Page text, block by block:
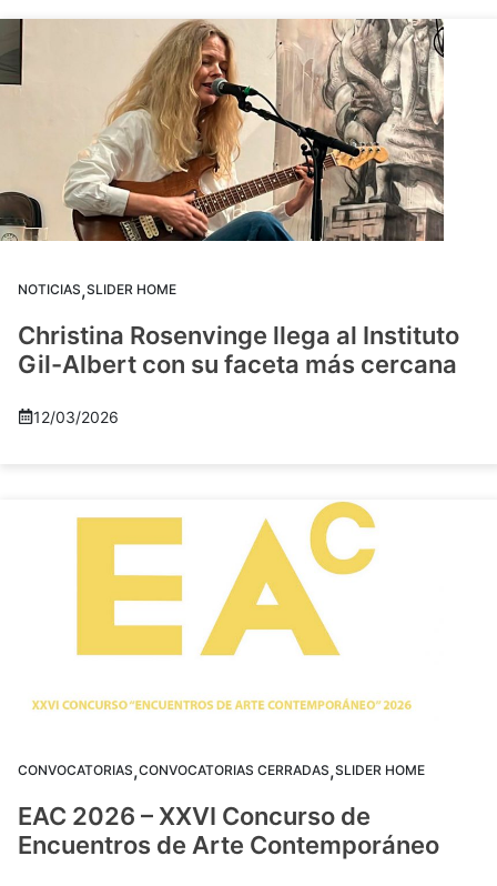
NOTICIAS,SLIDER HOME
Christina Rosenvinge llega al Instituto
Gil-Albert con su faceta más cercana
12/03/2026
CONVOCATORIAS,CONVOCATORIAS CERRADAS,SLIDER HOME
EAC 2026 – XXVI Concurso de
Encuentros de Arte Contemporáneo